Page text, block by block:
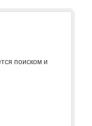
поиском и